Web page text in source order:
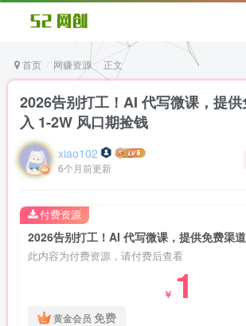
首页 网赚资源 正文
2026告别打工！AI 代写微课，提供
入 1-2W 风口期捡钱
xiao102
6个月前更新
此内容为付费资源，请付费后查看
￥ 1
黄金会员 免费
付费资源